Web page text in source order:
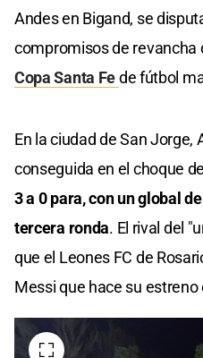
Andes en Bigand, se
compromisos de revancha
Copa Santa Fede fútbol
En la ciudad de San
conseguida en el choque
3 a 0 para, con un global
tercera ronda. El rival del
que el Leones FC de
Messi que hace su